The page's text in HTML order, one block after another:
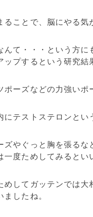
ることで、脳にやる気
んて・・・という方
ップするという研究結
ポーズなどの力強いポ
にテストステロンとい
ズやぐっと胸を張る
一度ためしてみるとい
めしてガッテンでは
したね。